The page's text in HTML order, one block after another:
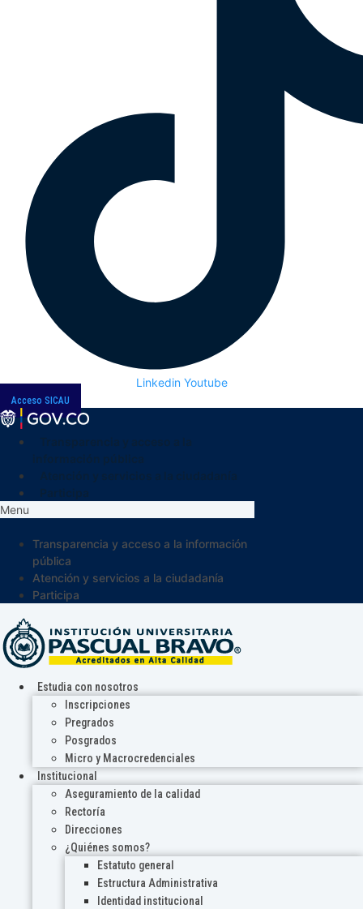
Linkedin Youtube
Acceso SICAU
Menu
Transparencia y acceso a la información
pública
Atención y servicios a la ciudadanía
Participa
Estudia con nosotros
Inscripciones
Pregrados
Posgrados
Micro y Macrocredenciales
Institucional
Aseguramiento de la calidad
Rectoría
Direcciones
¿Quiénes somos?
Estatuto general
Estructura Administrativa
Identidad institucional